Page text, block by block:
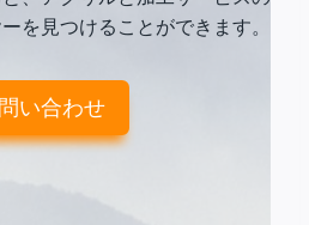
を見つけることができます。
い合わせ